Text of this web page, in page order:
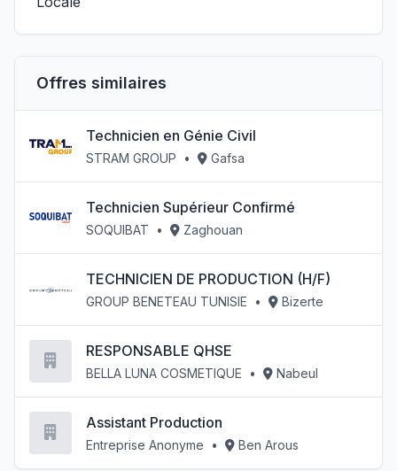
Offres similaires
Technicien en Génie Civil
STRAM GROUP • Gafsa
Technicien Supérieur Confirmé
SOQUIBAT • Zaghouan
TECHNICIEN DE PRODUCTION (H/F)
GROUP BENETEAU TUNISIE • Bizerte
RESPONSABLE QHSE
BELLA LUNA COSMETIQUE • Nabeul
Assistant Production
Entreprise Anonyme • Ben Arous